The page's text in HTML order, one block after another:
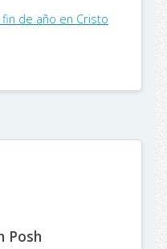
de año en Cristo
Posh